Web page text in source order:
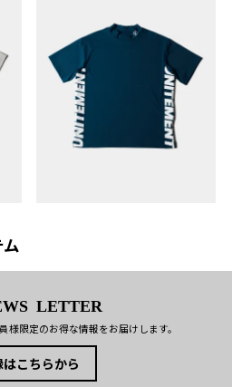
LETTER
様限定のお得な情報をお届けします。
こちらから